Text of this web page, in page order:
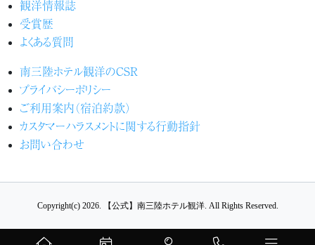
観洋情報誌
受賞歴
よくある質問
南三陸ホテル観洋のCSR
プライバシーポリシー
ご利用案内（宿泊約款）
カスタマーハラスメントに関する行動指針
お問い合わせ
Copyright(c) 2026. 【公式】南三陸ホテル観洋. All Rights Reserved.